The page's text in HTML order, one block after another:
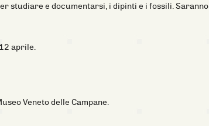
studiare e documentarsi, i dipinti e i fossili. Saranno
aprile.
Veneto delle Campane.